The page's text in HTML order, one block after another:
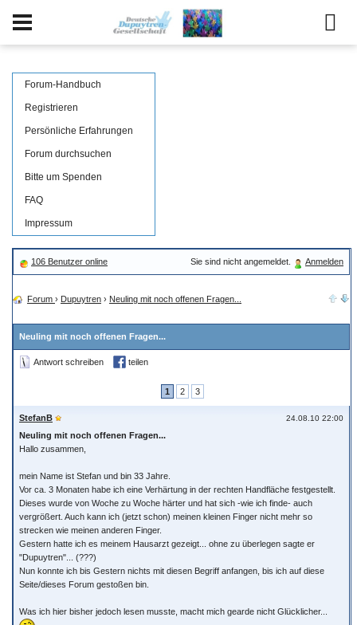
Forum-Handbuch
Registrieren
Persönliche Erfahrungen
Forum durchsuchen
Bitte um Spenden
FAQ
Impressum
106 Benutzer online Sie sind nicht angemeldet. Anmelden
Forum › Dupuytren › Neuling mit noch offenen Fragen...
Neuling mit noch offenen Fragen...
Antwort schreiben teilen
1 2 3
24.08.10 22:00
StefanB
Neuling mit noch offenen Fragen...
Hallo zusammen,
mein Name ist Stefan und bin 33 Jahre.
Vor ca. 3 Monaten habe ich eine Verhärtung in der rechten Handfläche festgestellt.
Dieses wurde von Woche zu Woche härter und hat sich -wie ich finde- auch
vergrößert. Auch kann ich (jetzt schon) meinen kleinen Finger nicht mehr so
strecken wie meinen anderen Finger.
Gestern hatte ich es meinem Hausarzt gezeigt... ohne zu überlegen sagte er
"Dupuytren"... (???)
Nun konnte ich bis Gestern nichts mit diesen Begriff anfangen, bis ich auf diese
Seite/dieses Forum gestoßen bin.
Was ich hier bisher jedoch lesen musste, macht mich gearde nicht Glücklicher...